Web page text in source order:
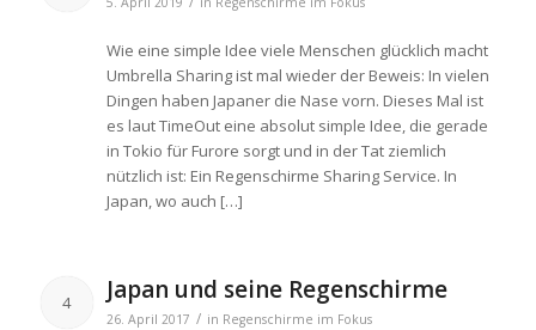
Wie eine simple Idee viele Menschen glücklich macht
Umbrella Sharing ist mal wieder der Beweis: In vielen
Dingen haben Japaner die Nase vorn. Dieses Mal ist
es laut TimeOut eine absolut simple Idee, die gerade
in Tokio für Furore sorgt und in der Tat ziemlich
nützlich ist: Ein Regenschirme Sharing Service. In
Japan, wo auch […]
4 Japan und seine Regenschirme
26. April 2017 / in Regenschirme im Fokus